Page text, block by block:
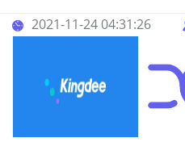
2021-11-24 04:31:26